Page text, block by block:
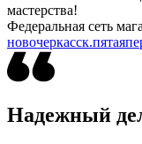
мастерства!
Федеральная сеть
Надежный